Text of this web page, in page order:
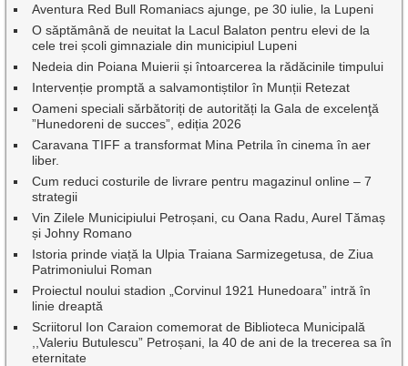
Aventura Red Bull Romaniacs ajunge, pe 30 iulie, la Lupeni
O săptămână de neuitat la Lacul Balaton pentru elevi de la
cele trei școli gimnaziale din municipiul Lupeni
Nedeia din Poiana Muierii și întoarcerea la rădăcinile timpului
Intervenție promptă a salvamontiștilor în Munții Retezat
Oameni speciali sărbătoriți de autorități la Gala de excelenţă
”Hunedoreni de succes”, ediția 2026
Caravana TIFF a transformat Mina Petrila în cinema în aer
liber.
Cum reduci costurile de livrare pentru magazinul online – 7
strategii
Vin Zilele Municipiului Petroșani, cu Oana Radu, Aurel Tămaș
și Johny Romano
Istoria prinde viață la Ulpia Traiana Sarmizegetusa, de Ziua
Patrimoniului Roman
Proiectul noului stadion „Corvinul 1921 Hunedoara” intră în
linie dreaptă
Scriitorul Ion Caraion comemorat de Biblioteca Municipală
,,Valeriu Butulescu” Petroșani, la 40 de ani de la trecerea sa în
eternitate